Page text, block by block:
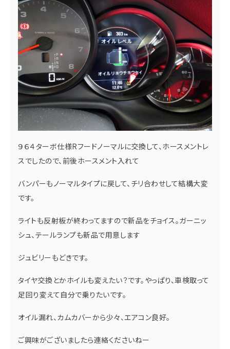
９６４ターボ仕様Rフードノーマルに交換して、ホースメントレ
スでしたので、前後ホースメント入れて
バンパーもノーマルタイプに戻して、チリ合わせして結構大変
です。
ライトも反射板が終わってますので新品をチョイス。ガーニッ
シュ、テールランプも新品で用意します
ジュビリーもどきです。
タイヤ交換とかホイルも変えたい？です。やっぱり、車検取って
足回り変えて自分で乗りたいです。
オイル漏れ、カムカバーから少々、エアコン良好。
ご興味がございましたら連絡くださいねー